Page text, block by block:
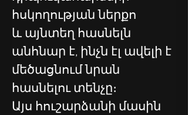
հսկողության ներքո
և այնտեղ հասնելն
անհնար է, ինչն էլ ավելի է
մեծացնում նրան
հասնելու տենչը։
Այս հուշարձանի մասին